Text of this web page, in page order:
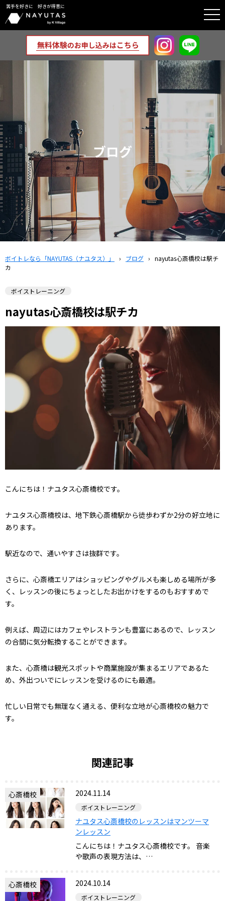
苦手を好きに 好きが得意に
ブログ
ボイトレなら「NAYUTAS（ナユタス）」 › ブログ › nayutas心斎橋校は駅チ
カ
ボイストレーニング
nayutas心斎橋校は駅チカ
こんにちは！ナユタス心斎橋校です。
ナユタス心斎橋校は、地下鉄心斎橋駅から徒歩わずか2分の好立地に
あります。
駅近なので、通いやすさは抜群です。
さらに、心斎橋エリアはショッピングやグルメも楽しめる場所が多
く、レッスンの後にちょっとしたお出かけをするのもおすすめで
す。
例えば、周辺にはカフェやレストランも豊富にあるので、レッスン
の合間に気分転換することができます。
また、心斎橋は観光スポットや商業施設が集まるエリアであるた
め、外出ついでにレッスンを受けるのにも最適。
忙しい日常でも無理なく通える、便利な立地が心斎橋校の魅力で
す。
関連記事
心斎橋校 2024.11.14
ボイストレーニング
ナユタス心斎橋校のレッスンはマンツーマ
ンレッスン
こんにちは！ナユタス心斎橋校です。 音楽
や歌声の表現方法は、…
心斎橋校 2024.10.14
ボイストレーニング